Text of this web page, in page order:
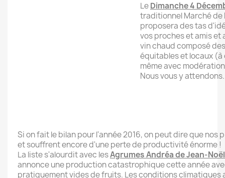
LeDimanche4
traditionnel Marché de
proposera des tas
vos proches et amis et
vin chaud composé
équitables et locaux
même avec
Nous vous y attendons.
Si on fait le bilan pour l'année 2016, on peut dire que
et souffrent encore d'une perte de productivité énorme !
La liste s'alourdit avec lesAgrumes Andréa de Jean-
annonce une production catastrophique cette année
pratiquement vides de fruits. Les conditions climatiques